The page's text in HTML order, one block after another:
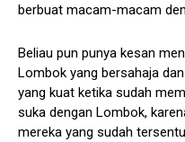
berbuat macam-macam
Beliau pun punya kesan
Lombok yang bersahaja
yang kuat ketika sudah
suka dengan Lombok,
mereka yang sudah